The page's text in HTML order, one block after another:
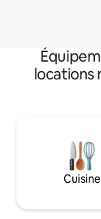
locations
Cuisine